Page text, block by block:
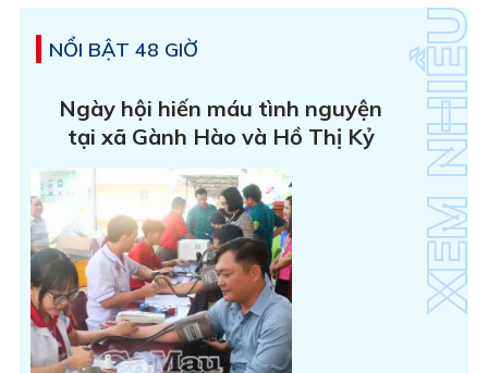
NỔI BẬT 48 GIỜ
Ngày hội hiến máu tình nguyện
tại xã Gành Hào và Hồ Thị Kỷ